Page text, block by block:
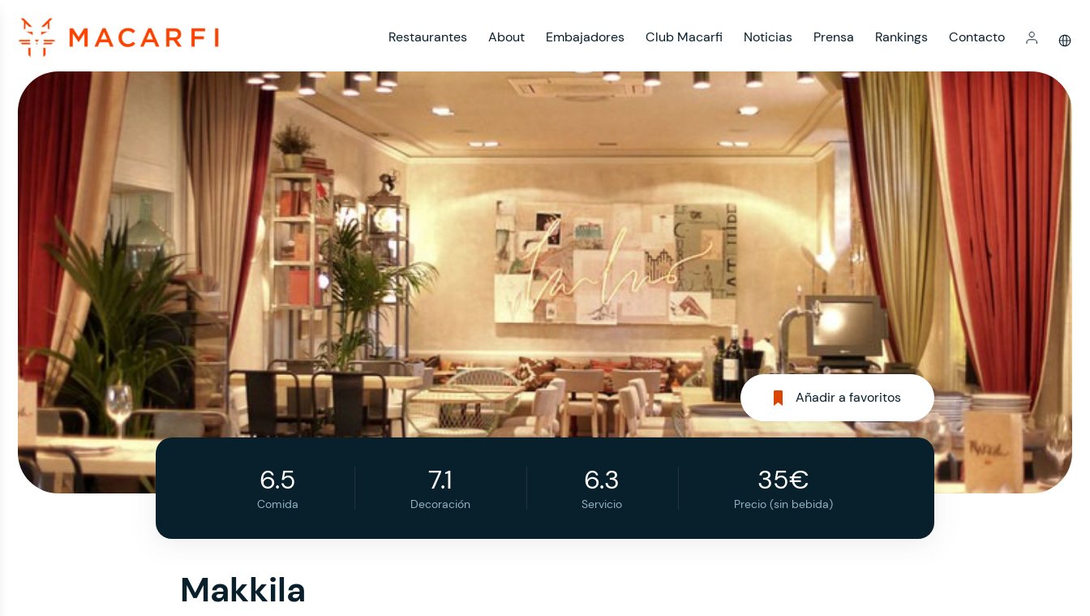
Restaurantes About Embajadores Club Macarfi Noticias Prensa Rankings Contacto
Añadir a favoritos
6.5
Comida
7.1
Decoración
6.3
Servicio
35€
Precio (sin bebida)
Makkila